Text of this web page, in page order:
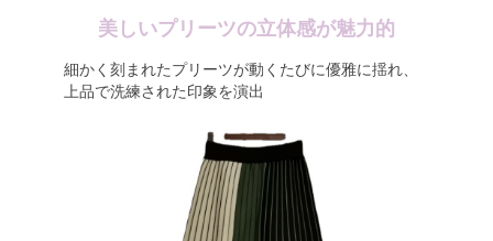
美しいプリーツの立体感が魅力的
細かく刻まれたプリーツが動くたびに優雅に揺れ、
上品で洗練された印象を演出